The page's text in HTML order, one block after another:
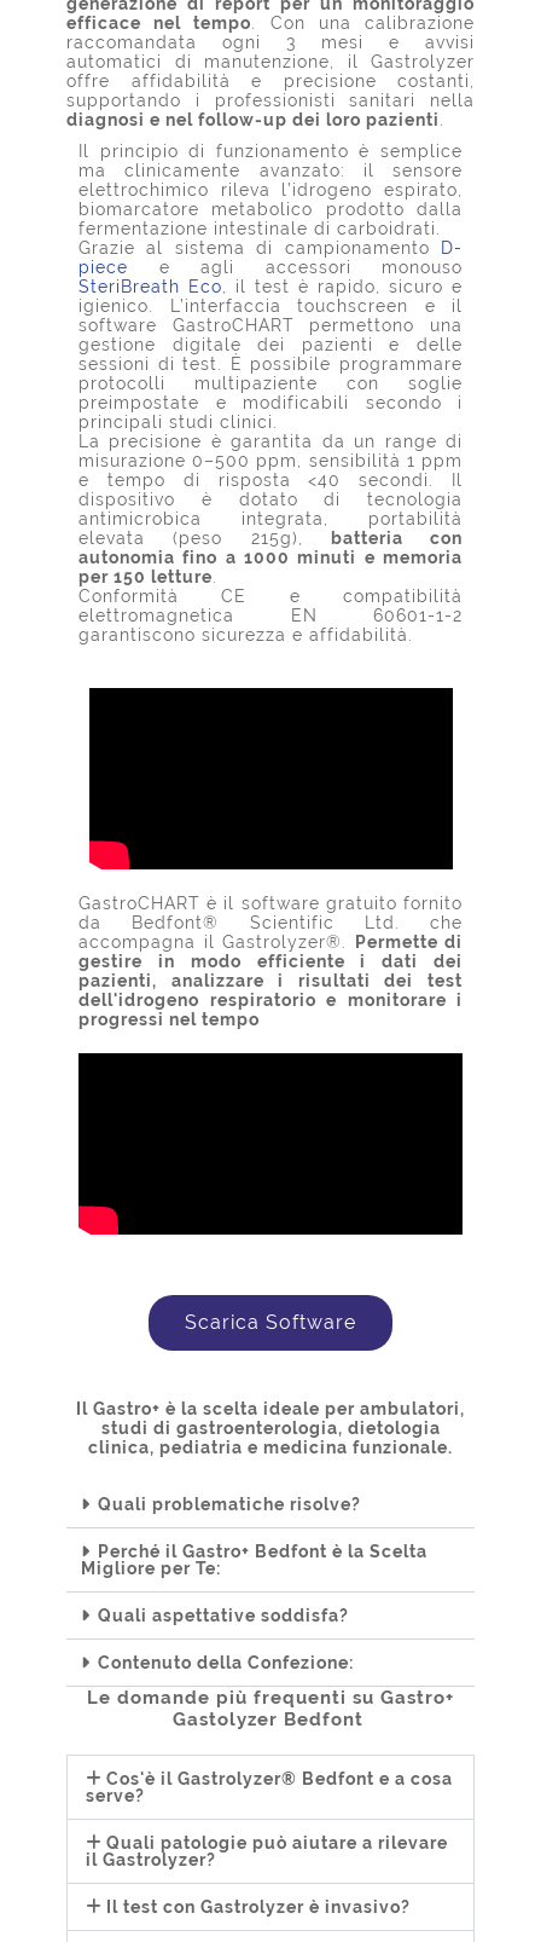
efficace nel tempo . Con una calibrazione
raccomandata ogni 3 mesi e avvisi
automatici di manutenzione, il Gastrolyzer
offre affidabilità e precisione costanti,
supportando i professionisti sanitari nella
diagnosi e nel follow-up dei loro pazienti
Il principio di funzionamento è semplice
ma clinicamente avanzato: il sensore
elettrochimico rileva l’idrogeno espirato,
biomarcatore metabolico prodotto dalla
fermentazione intestinale di carboidrati.
Grazie al sistema di campionamento
D-
piece e agli accessori monouso
SteriBreath Eco , il test è rapido, sicuro e
igienico. L’interfaccia touchscreen e il
software GastroCHART permettono una
gestione digitale dei pazienti e delle
sessioni di test. È possibile programmare
protocolli multipaziente con soglie
preimpostate e modificabili secondo i
principali studi clinici.
La precisione è garantita da un range di
misurazione 0–500 ppm, sensibilità 1 ppm
e tempo di risposta <40 secondi. Il
dispositivo è dotato di tecnologia
antimicrobica integrata, portabilità
elevata (peso 215g),
batteria con
autonomia fino a 1000 minuti e memoria
per 150 letture
Conformità CE e compatibilità
elettromagnetica EN 60601-1-2
garantiscono sicurezza e affidabilità.
GastroCHART è il software gratuito fornito
da Bedfont® Scientific Ltd. che
accompagna il Gastrolyzer®.
Permette di
gestire in modo efficiente i dati dei
pazienti, analizzare i risultati dei test
dell'idrogeno respiratorio e monitorare i
progressi nel tempo
Scarica Software
Il Gastro+ è la scelta ideale per ambulatori,
studi di gastroenterologia, dietologia
clinica, pediatria e medicina funzionale.
Quali problematiche risolve?
Perché il Gastro+ Bedfont è la Scelta
Migliore per Te:
Quali aspettative soddisfa?
Contenuto della Confezione:
Le domande più frequenti su Gastro+
Gastolyzer Bedfont
Cos'è il Gastrolyzer® Bedfont e a cosa
serve?
Quali patologie può aiutare a rilevare
il Gastrolyzer?
Il test con Gastrolyzer è invasivo?